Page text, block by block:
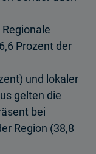
Prozent der
und lokaler
gelten die
bei
Region (38,8